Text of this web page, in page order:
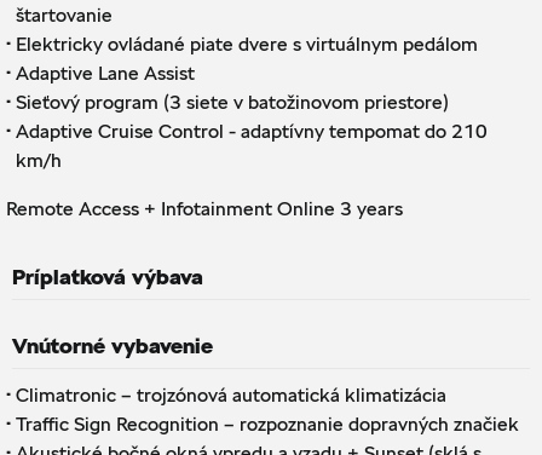
štartovanie
· Elektricky ovládané piate dvere s virtuálnym pedálom
· Adaptive Lane Assist
· Sieťový program (3 siete v batožinovom priestore)
· Adaptive Cruise Control - adaptívny tempomat do 210
km/h
Remote Access + Infotainment Online 3 years
Príplatková výbava
Vnútorné vybavenie
· Climatronic – trojzónová automatická klimatizácia
· Traffic Sign Recognition – rozpoznanie dopravných značiek